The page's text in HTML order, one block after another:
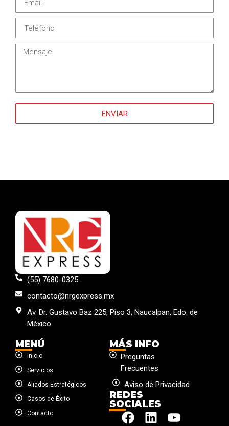
ENVIAR
(55) 7680-0325
contacto@nrgexpress.mx
Av. Dr. Gustavo Baz 225, Piso 3, Naucalpan, Edo. de
México
MENÚ
Inicio
Servicios
Aliados Estratégicos
Casos de Éxito
Contacto
MÁS INFO
Preguntas
Frecuentes
Aviso de Privacidad
REDES
SOCIALES